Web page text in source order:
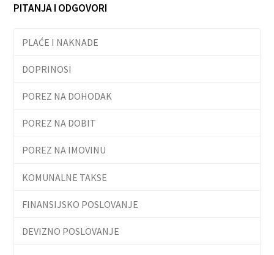
PITANJA I ODGOVORI
PLAĆE I NAKNADE
DOPRINOSI
POREZ NA DOHODAK
POREZ NA DOBIT
POREZ NA IMOVINU
KOMUNALNE TAKSE
FINANSIJSKO POSLOVANJE
DEVIZNO POSLOVANJE